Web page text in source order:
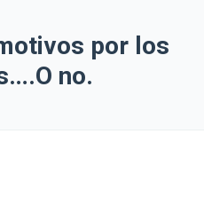
por los
no.